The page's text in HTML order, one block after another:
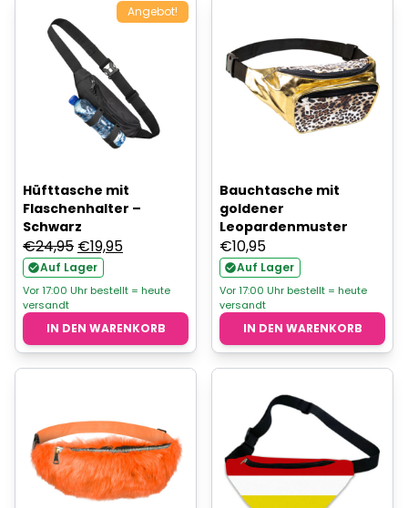
Angebot!
Hüfttasche mit
Flaschenhalter –
Schwarz
€24,95 Ursprünglicher
Preis
war:
€24,95
€19,95Aktueller
ist:
€19,95.
Auf Lager
Vor 17:00 Uhr bestellt = heute
versandt
IN DEN WARENKORB
Bauchtasche mit
goldener
Leopardenmuster
€10,95
Auf Lager
Vor 17:00 Uhr bestellt = heute
versandt
IN DEN WARENKORB